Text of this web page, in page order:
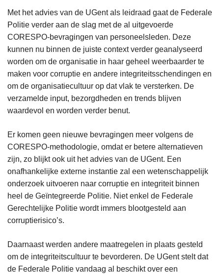
Met het advies van de UGent als leidraad gaat de Federale
Politie verder aan de slag met de al uitgevoerde
CORESPO-bevragingen van personeelsleden. Deze
kunnen nu binnen de juiste context verder geanalyseerd
worden om de organisatie in haar geheel weerbaarder te
maken voor corruptie en andere integriteitsschendingen en
om de organisatiecultuur op dat vlak te versterken. De
verzamelde input, bezorgdheden en trends blijven
waardevol en worden verder benut.
Er komen geen nieuwe bevragingen meer volgens de
CORESPO-methodologie, omdat er betere alternatieven
zijn, zo blijkt ook uit het advies van de UGent. Een
onafhankelijke externe instantie zal een wetenschappelijk
onderzoek uitvoeren naar corruptie en integriteit binnen
heel de Geïntegreerde Politie. Niet enkel de Federale
Gerechtelijke Politie wordt immers blootgesteld aan
corruptierisico’s.
Daarnaast werden andere maatregelen in plaats gesteld
om de integriteitscultuur te bevorderen. De UGent stelt dat
de Federale Politie vandaag al beschikt over een